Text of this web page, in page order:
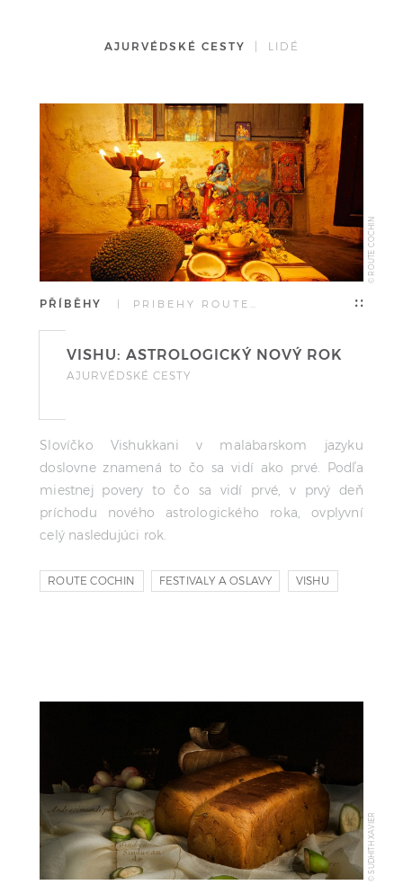
AJURVÉDSKÉ CESTY | LIDÉ
© ROUTE COCHIN
PŘÍBĚHY | PŘÍBĚHY ROUTE…
VISHU: ASTROLOGICKÝ NOVÝ ROK
AJURVÉDSKÉ CESTY
Slovíčko Vishukkani v malabarskom jazyku
doslovne znamená to čo sa vidí ako prvé. Podľa
miestnej povery to čo sa vidí prvé, v prvý deň
príchodu nového astrologického roka, ovplyvní
celý nasledujúci rok.
ROUTE COCHIN FESTIVALY A OSLAVY VISHU
© SUDHITH XAVIER